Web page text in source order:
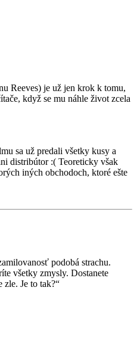
Reeves) je už jen krok k tomu,
když se mu náhle život zcela
sa už predali všetky kusy a
distribútor :( Teoreticky však
iných obchodoch, ktoré ešte
podobá strachu.
všetky zmysly. Dostanete
zle. Je to tak?